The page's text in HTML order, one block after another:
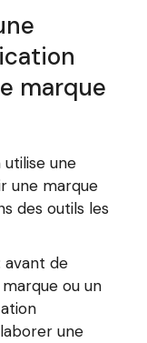
marque
une
une marque
des outils les
avant de
ou un
une